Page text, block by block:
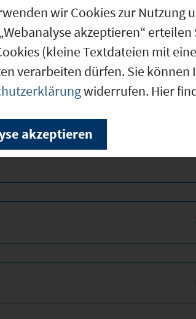
wir Cookies zur Nutzung
akzeptieren“
(kleine Textdateien mit
verarbeiten dürfen. Sie
widerrufen. Hier
akzeptieren